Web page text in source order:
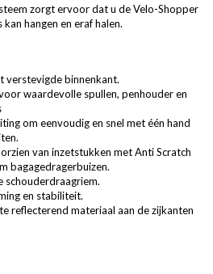
zorgt ervoor dat u de Velo-Shopper
hangen en eraf halen.
verstevigde binnenkant.
waardevolle spullen, penhouder en
om eenvoudig en snel met één hand
van inzetstukken met Anti Scratch
bagagedragerbuizen.
schouderdraagriem.
en stabiliteit.
reflecterend materiaal aan de zijkanten